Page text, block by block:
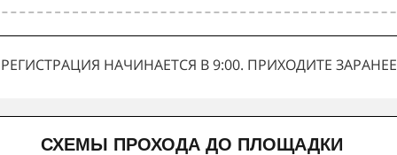
РЕГИСТРАЦИЯ НАЧИНАЕТСЯ В 9:00. ПРИХОДИТЕ ЗАРАНЕЕ
СХЕМЫ ПРОХОДА ДО ПЛОЩАДКИ